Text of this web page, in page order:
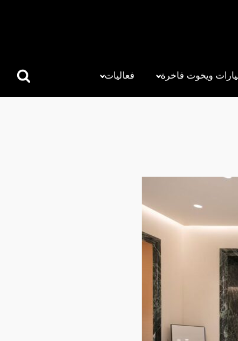
ويخوت فاخرة فعاليات
البحث
عن: